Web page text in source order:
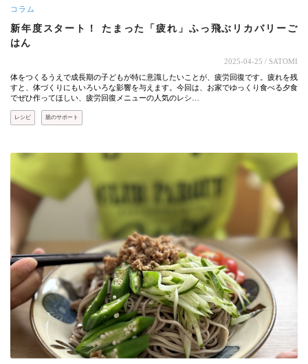
コラム
新年度スタート！ たまった「疲れ」ふっ飛ぶリカバリーご
はん
2025-04-25 / SATOMI
体をつくるうえで成長期の子どもが特に意識したいことが、疲労回復です。疲れを残
すと、体づくりにもいろいろな影響を与えます。今回は、お家でゆっくり食べる夕食
でぜひ作ってほしい、疲労回復メニューの人気のレシ…
レシピ 親のサポート